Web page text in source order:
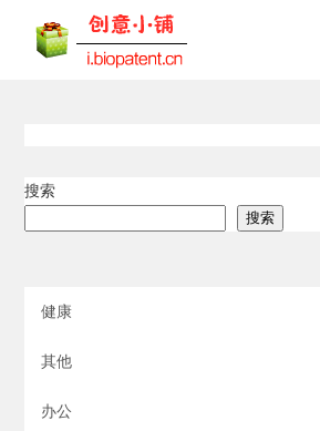
搜索
搜索
健康
其他
办公